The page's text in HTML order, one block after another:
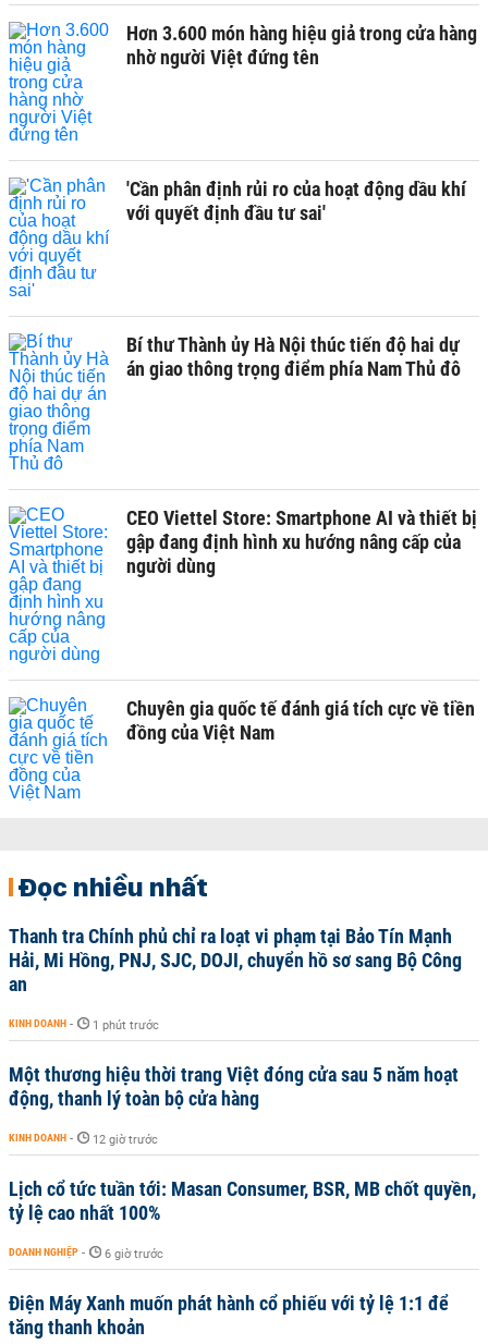
Hơn 3.600 món hàng hiệu giả trong cửa hàng
nhờ người Việt đứng tên
'Cần phân định rủi ro của hoạt động dầu khí
với quyết định đầu tư sai'
Bí thư Thành ủy Hà Nội thúc tiến độ hai dự
án giao thông trọng điểm phía Nam Thủ đô
CEO Viettel Store: Smartphone AI và thiết bị
gập đang định hình xu hướng nâng cấp của
người dùng
Chuyên gia quốc tế đánh giá tích cực về tiền
đồng của Việt Nam
Đọc nhiều nhất
Thanh tra Chính phủ chỉ ra loạt vi phạm tại Bảo Tín Mạnh
Hải, Mi Hồng, PNJ, SJC, DOJI, chuyển hồ sơ sang Bộ Công
an
KINH DOANH - 1 phút trước
Một thương hiệu thời trang Việt đóng cửa sau 5 năm hoạt
động, thanh lý toàn bộ cửa hàng
KINH DOANH - 12 giờ trước
Lịch cổ tức tuần tới: Masan Consumer, BSR, MB chốt quyền,
tỷ lệ cao nhất 100%
DOANH NGHIỆP - 6 giờ trước
Điện Máy Xanh muốn phát hành cổ phiếu với tỷ lệ 1:1 để
tăng thanh khoản